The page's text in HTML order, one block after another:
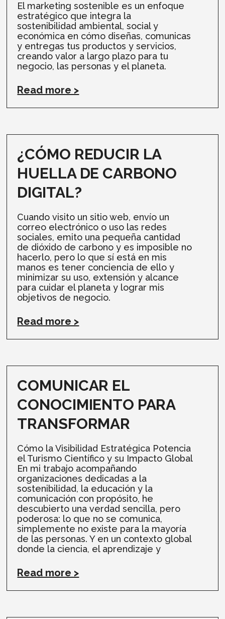
El marketing sostenible es un enfoque
estratégico que integra la
sostenibilidad ambiental, social y
económica en cómo diseñas, comunicas
y entregas tus productos y servicios,
creando valor a largo plazo para tu
negocio, las personas y el planeta.
Read more >
¿CÓMO REDUCIR LA
HUELLA DE CARBONO
DIGITAL?
Cuando visito un sitio web, envío un
correo electrónico o uso las redes
sociales, emito una pequeña cantidad
de dióxido de carbono y es imposible no
hacerlo, pero lo que sí está en mis
manos es tener conciencia de ello y
minimizar su uso, extensión y alcance
para cuidar el planeta y lograr mis
objetivos de negocio.
Read more >
COMUNICAR EL
CONOCIMIENTO PARA
TRANSFORMAR
Cómo la Visibilidad Estratégica Potencia
el Turismo Científico y su Impacto Global
En mi trabajo acompañando
organizaciones dedicadas a la
sostenibilidad, la educación y la
comunicación con propósito, he
descubierto una verdad sencilla, pero
poderosa: lo que no se comunica,
simplemente no existe para la mayoría
de las personas. Y en un contexto global
donde la ciencia, el aprendizaje y
Read more >